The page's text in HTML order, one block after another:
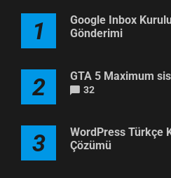
1
Google Inbox
Gönderimi
2 GTA 5 Maximum
32
3
WordPress Türkçe
Çözümü